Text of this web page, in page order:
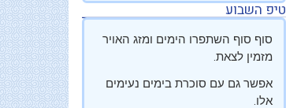
טיפ השבוע
סוף סוף השתפרו הימים ומזג האויר
מזמין לצאת.
אפשר גם עם סוכרת בימים נעימים
אלו.